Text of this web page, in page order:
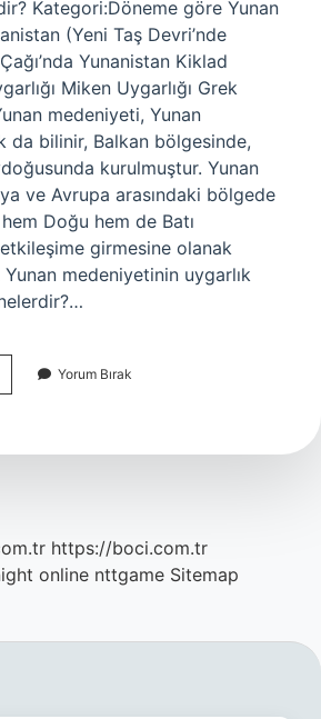
Kategori:Döneme göre Yunan
(Yeni Taş Devri’nde
Yunanistan Kiklad
Miken Uygarlığı Grek
medeniyeti, Yunan
da bilinir, Balkan bölgesinde,
kurulmuştur. Yunan
ve Avrupa arasındaki bölgede
Doğu hem de Batı
girmesine olanak
Yunan medeniyetinin uygarlık
Yorum Bırak
https://boci.com.tr
online nttgame Sitemap